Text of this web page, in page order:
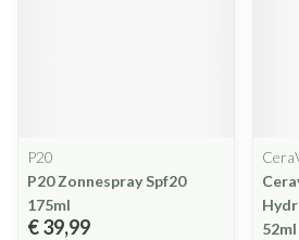
P20
P20 Zonnespray Spf20
175ml
€ 39,99
52ml